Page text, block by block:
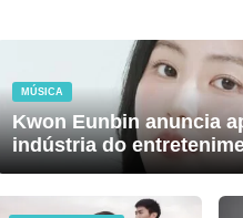
MÚSICA
Kwon Eunbin anuncia
indústria do